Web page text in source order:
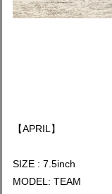
【APRIL】
SIZE : 7.5inch
MODEL: TEAM